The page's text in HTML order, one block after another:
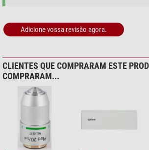
Adicione vossa revisão agora.
CLIENTES QUE COMPRARAM ESTE
COMPRARAM...